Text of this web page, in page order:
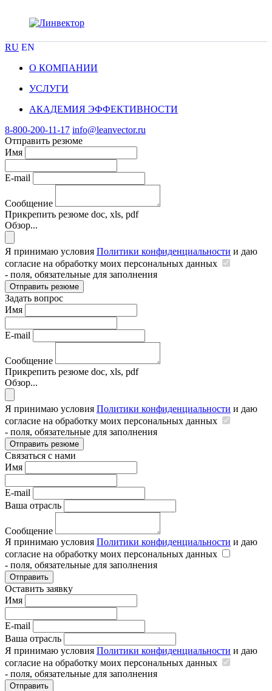
RU EN
О КОМПАНИИ
УСЛУГИ
АКАДЕМИЯ ЭФФЕКТИВНОСТИ
8-800-200-11-17 info@leanvector.ru
Отправить резюме
Имя
E-mail
Сообщение
Прикрепить резюме doc, xls, pdf
Обзор...
Я принимаю условия Политики конфиденциальности и даю
согласие на обработку моих персональных данных
- поля, обязательные для заполнения
Отправить резюме
Задать вопрос
Имя
E-mail
Сообщение
Прикрепить резюме doc, xls, pdf
Обзор...
Я принимаю условия Политики конфиденциальности и даю
согласие на обработку моих персональных данных
- поля, обязательные для заполнения
Отправить резюме
Связаться с нами
Имя
E-mail
Ваша отрасль
Сообщение
Я принимаю условия Политики конфиденциальности и даю
согласие на обработку моих персональных данных
- поля, обязательные для заполнения
Отправить
Оставить заявку
Имя
E-mail
Ваша отрасль
Я принимаю условия Политики конфиденциальности и даю
согласие на обработку моих персональных данных
- поля, обязательные для заполнения
Отправить